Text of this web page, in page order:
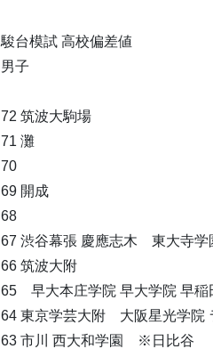
駿台模試 高校偏差値
男子
72 筑波大駒場
71 灘
70
69 開成
68
67 渋谷幕張 慶應志木 東大寺
66 筑波大附
65 早大本庄学院 早大学院 早
64 東京学芸大附 大阪星光学院
63 市川 西大和学園 ※日比谷